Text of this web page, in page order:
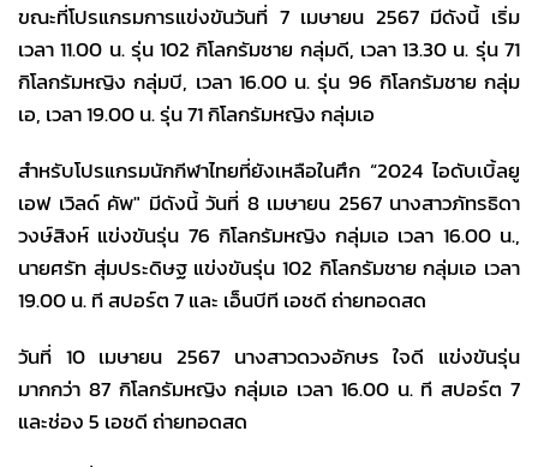
ขณะที่โปรแกรมการแข่งขันวันที่ 7 เมษายน 2567 มีดังนี้ เริ่ม
เวลา 11.00 น. รุ่น 102 กิโลกรัมชาย กลุ่มดี, เวลา 13.30 น. รุ่น 71
กิโลกรัมหญิง กลุ่มบี, เวลา 16.00 น. รุ่น 96 กิโลกรัมชาย กลุ่ม
เอ, เวลา 19.00 น. รุ่น 71 กิโลกรัมหญิง กลุ่มเอ
สำหรับโปรแกรมนักกีฬาไทยที่ยังเหลือในศึก “2024 ไอดับเบิ้ลยู
เอฟ เวิลด์ คัพ" มีดังนี้ วันที่ 8 เมษายน 2567 นางสาวภัทรธิดา
วงษ์สิงห์ แข่งขันรุ่น 76 กิโลกรัมหญิง กลุ่มเอ เวลา 16.00 น.,
นายศรัท สุ่มประดิษฐ แข่งขันรุ่น 102 กิโลกรัมชาย กลุ่มเอ เวลา
19.00 น. ที สปอร์ต 7 และ เอ็นบีที เอชดี ถ่ายทอดสด
วันที่ 10 เมษายน 2567 นางสาวดวงอักษร ใจดี แข่งขันรุ่น
มากกว่า 87 กิโลกรัมหญิง กลุ่มเอ เวลา 16.00 น. ที สปอร์ต 7
และช่อง 5 เอชดี ถ่ายทอดสด